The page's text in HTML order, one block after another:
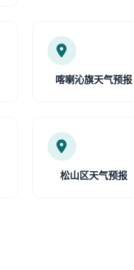
喀喇沁旗天气预报
松山区天气预报